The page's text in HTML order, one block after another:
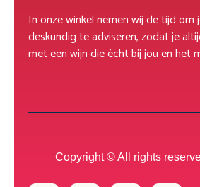
In onze winkel nemen wij de tijd om
deskundig te adviseren, zodat je
met een wijn die écht bij jou en het
Copyright © All rights